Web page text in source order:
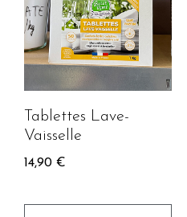
Tablettes Lave-
Vaisselle
14,90 €